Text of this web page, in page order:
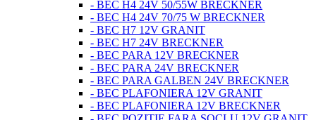
- BEC H4 24V 50/55W BRECKNER
- BEC H4 24V 70/75 W BRECKNER
- BEC H7 12V GRANIT
- BEC H7 24V BRECKNER
- BEC PARA 12V BRECKNER
- BEC PARA 24V BRECKNER
- BEC PARA GALBEN 24V BRECKNER
- BEC PLAFONIERA 12V GRANIT
- BEC PLAFONIERA 12V BRECKNER